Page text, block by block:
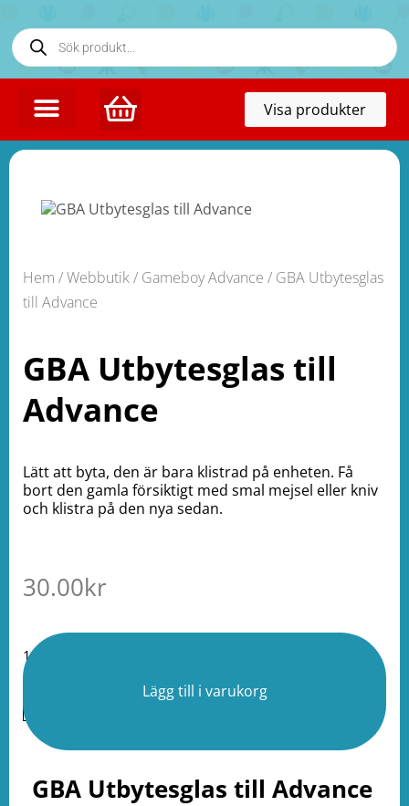
Visa produkter
Hem /Webbutik/ Gameboy Advance / GBA Utbytesglas
till Advance
GBA Utbytesglas till
Advance
Lätt att byta, den är bara klistrad på enheten. Få
bort den gamla försiktigt med smal mejsel eller kniv
och klistra på den nya sedan.
30.00kr
15 i lager
Lägg till i varukorg
GBA Utbytesglas till Advance